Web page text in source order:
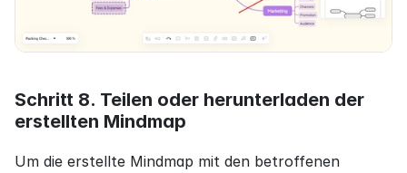
Schritt 8. Teilen oder herunterladen der
erstellten Mindmap
Um die erstellte Mindmap mit den betroffenen